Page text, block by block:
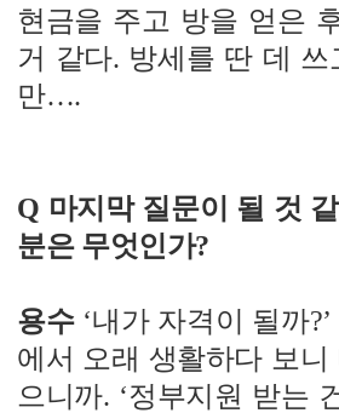
현금을 주고 방을 얻은
거 같다. 방세를 딴 데
만….
Q 마지막 질문이 될 것
분은 무엇인가?
용수‘내가 자격이 될까
에서 오래 생활하다 보
으니까. ‘정부지원 받는